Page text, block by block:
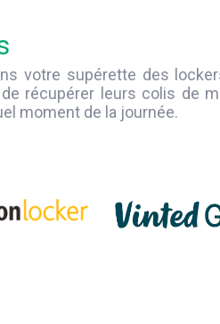
votre supérette des
récupérer leurs colis de
moment de la journée.